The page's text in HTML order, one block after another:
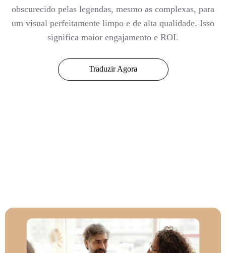
obscurecido pelas legendas, mesmo as complexas, para
um visual perfeitamente limpo e de alta qualidade. Isso
significa maior engajamento e ROI.
Traduzir Agora